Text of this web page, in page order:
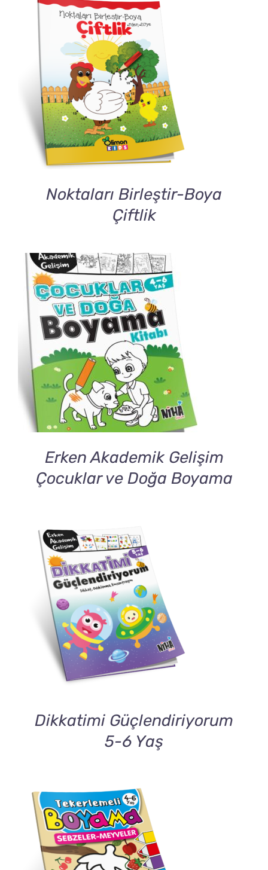
DETAILS
Noktaları Birleştir-Boya
Çiftlik
DETAILS
Erken Akademik Gelişim
Çocuklar ve Doğa Boyama
DETAILS
Dikkatimi Güçlendiriyorum
5-6 Yaş